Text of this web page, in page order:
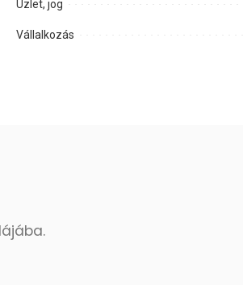
Üzlet, jog
Vállalkozás